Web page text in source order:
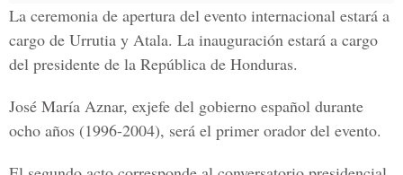
La ceremonia de apertura del evento internacional estará a
cargo de Urrutia y Atala. La inauguración estará a cargo
del presidente de la República de Honduras.
José María Aznar, exjefe del gobierno español durante
ocho años (1996-2004), será el primer orador del evento.